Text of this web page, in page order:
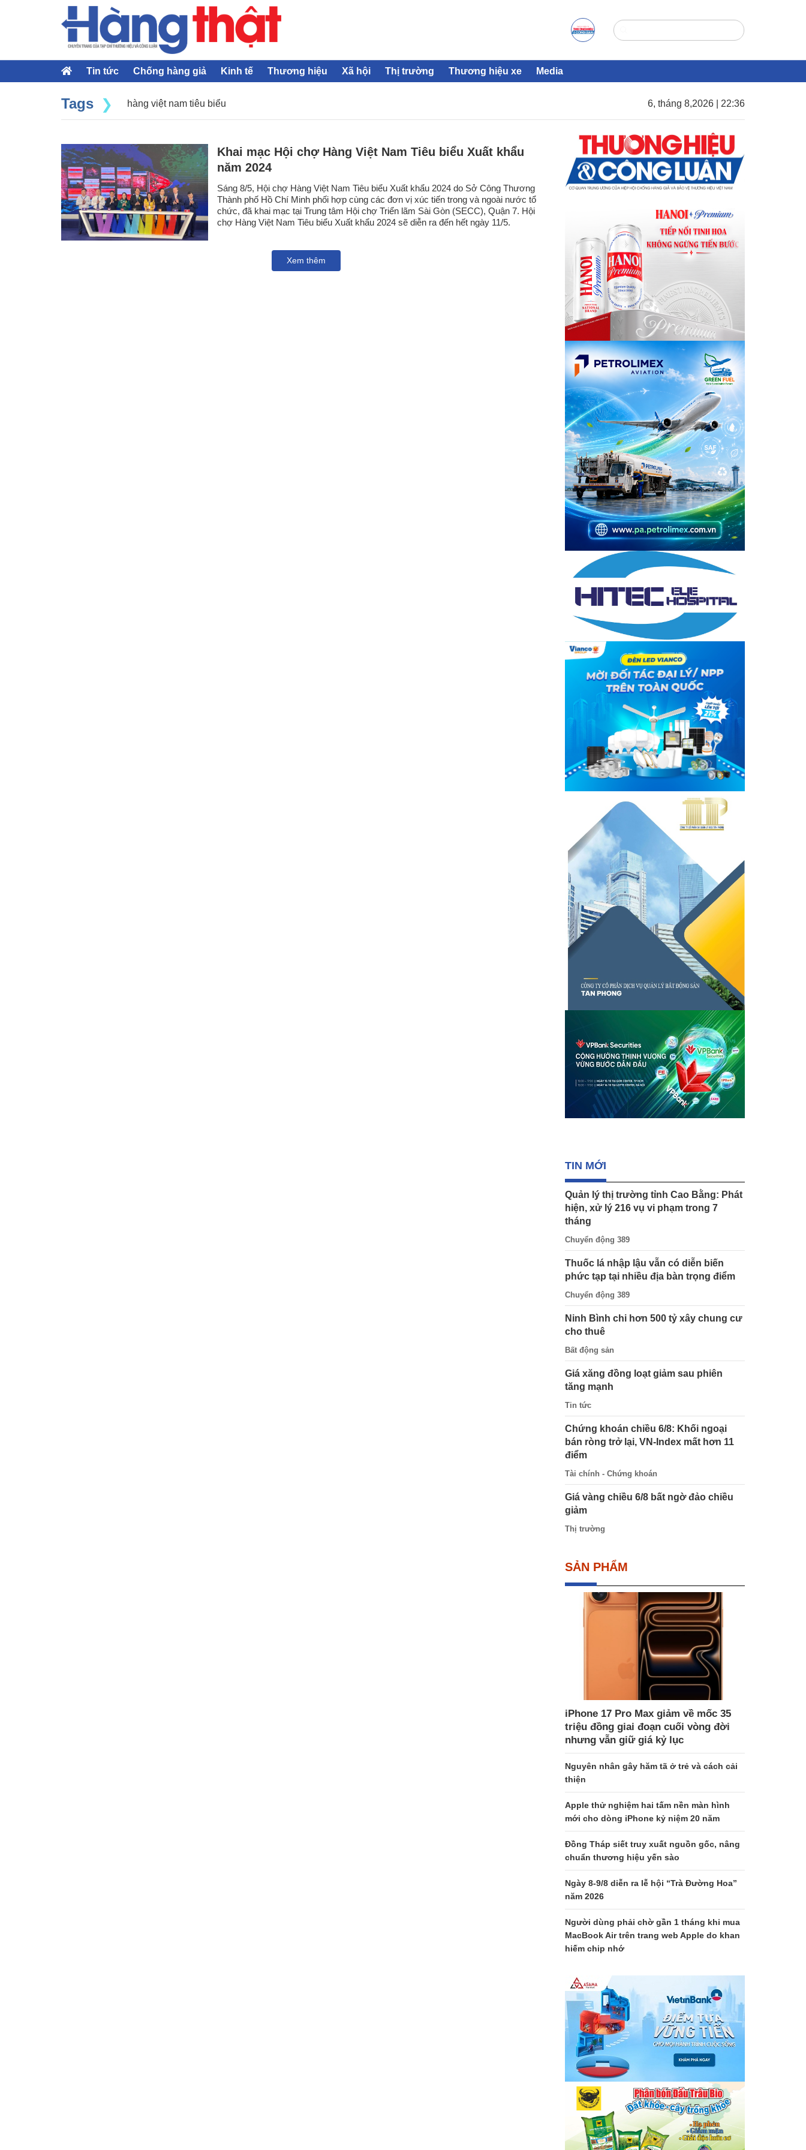
Tin tức Chống hàng giả Kinh tế Thương hiệu Xã hội Thị trường Thương hiệu xe Media
Tags hàng việt nam tiêu biểu 6, tháng 8,2026 | 22:36
Khai mạc Hội chợ Hàng Việt Nam Tiêu biểu Xuất khẩu
năm 2024
Sáng 8/5, Hội chợ Hàng Việt Nam Tiêu biểu Xuất khẩu 2024 do Sở Công Thương
Thành phố Hồ Chí Minh phối hợp cùng các đơn vị xúc tiến trong và ngoài nước tổ
chức, đã khai mạc tại Trung tâm Hội chợ Triển lãm Sài Gòn (SECC), Quận 7. Hội
chợ Hàng Việt Nam Tiêu biểu Xuất khẩu 2024 sẽ diễn ra đến hết ngày 11/5.
Xem thêm
TIN MỚI
Quản lý thị trường tỉnh Cao Bằng: Phát
hiện, xử lý 216 vụ vi phạm trong 7
tháng
Chuyển động 389
Thuốc lá nhập lậu vẫn có diễn biến
phức tạp tại nhiều địa bàn trọng điểm
Chuyển động 389
Ninh Bình chi hơn 500 tỷ xây chung cư
cho thuê
Bất động sản
Giá xăng đồng loạt giảm sau phiên
tăng mạnh
Tin tức
Chứng khoán chiều 6/8: Khối ngoại
bán ròng trở lại, VN-Index mất hơn 11
điểm
Tài chính - Chứng khoán
Giá vàng chiều 6/8 bất ngờ đảo chiều
giảm
Thị trường
SẢN PHẨM
iPhone 17 Pro Max giảm về mốc 35
triệu đồng giai đoạn cuối vòng đời
nhưng vẫn giữ giá kỷ lục
Nguyên nhân gây hăm tã ở trẻ và cách cải
thiện
Apple thử nghiệm hai tấm nền màn hình
mới cho dòng iPhone kỷ niệm 20 năm
Đồng Tháp siết truy xuất nguồn gốc, nâng
chuẩn thương hiệu yến sào
Ngày 8-9/8 diễn ra lễ hội “Trà Đường Hoa”
năm 2026
Người dùng phải chờ gần 1 tháng khi mua
MacBook Air trên trang web Apple do khan
hiếm chip nhớ